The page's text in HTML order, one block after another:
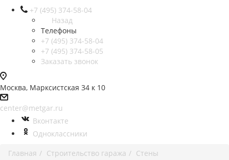
+7 (495) 374-58-04
Назад
Телефоны
+7 (495) 374-58-04
+7 (495) 374-58-05
Заказать звонок
Москва, Марксистская 34 к 10
center@metgar.ru
Вконтакте
Одноклассники
Главная
Строительство гаража
Стены